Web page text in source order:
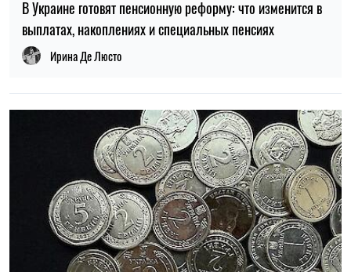
За годы войны Россия могла похитить более миллиона
украинских детей: кого учитывают при подсчете
Ирина Де Люсто